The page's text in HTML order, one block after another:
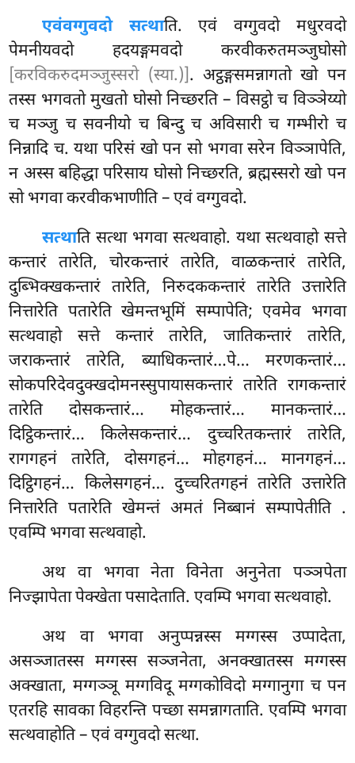
एवंवग्गुवदो सत्थाति. एवं वग्गुवदो मधुरवदो
पेमनीयवदो हदयङ्गमवदो करवीकरुतमञ्जुघोसो
[करविकरुदमञ्जुस्सरो (स्या.)]. अट्ठङ्गसमन्नागतो खो पन
तस्स भगवतो मुखतो घोसो निच्छरति– विसट्ठो च विञ्ञेय्यो
च मञ्जु च सवनीयो च बिन्दु च अविसारी च गम्भीरो च
निन्नादि च. यथा परिसं खो पन सो भगवा सरेन विञ्ञापेति,
न अस्स बहिद्धा परिसाय घोसो निच्छरति, ब्रह्मस्सरो खो पन
सो भगवा करवीकभाणीति – एवं वग्गुवदो.
सत्थाति सत्था भगवा सत्थवाहो. यथा सत्थवाहो सत्ते
कन्तारं तारेति, चोरकन्तारं तारेति, वाळकन्तारं तारेति,
दुब्भिक्खकन्तारं तारेति, निरुदककन्तारं तारेति उत्तारेति
नित्तारेति पतारेति खेमन्तभूमिं सम्पापेति; एवमेव भगवा
सत्थवाहो सत्ते कन्तारं तारेति, जातिकन्तारं तारेति,
जराकन्तारं तारेति, ब्याधिकन्तारं…पे… मरणकन्तारं…
सोकपरिदेवदुक्खदोमनस्सुपायासकन्तारं तारेति रागकन्तारं
तारेति दोसकन्तारं… मोहकन्तारं… मानकन्तारं…
दिट्ठिकन्तारं… किलेसकन्तारं… दुच्चरितकन्तारं तारेति,
रागगहनं तारेति, दोसगहनं… मोहगहनं… मानगहनं…
दिट्ठिगहनं… किलेसगहनं… दुच्चरितगहनं तारेति उत्तारेति
नित्तारेति पतारेति खेमन्तं अमतं निब्बानं सम्पापेतीति .
एवम्पि भगवा सत्थवाहो.
अथ वा भगवा नेता विनेता अनुनेता पञ्ञपेता
निज्झापेता पेक्खेता पसादेताति. एवम्पि भगवा सत्थवाहो.
अथ वा भगवा अनुप्पन्नस्स मग्गस्स उप्पादेता,
असञ्जातस्स मग्गस्स सञ्जनेता, अनक्खातस्स मग्गस्स
अक्खाता, मग्गञ्ञू मग्गविदू मग्गकोविदो मग्गानुगा च पन
एतरहि सावका विहरन्ति पच्छा समन्नागताति. एवम्पि भगवा
सत्थवाहोति – एवं वग्गुवदो सत्था.